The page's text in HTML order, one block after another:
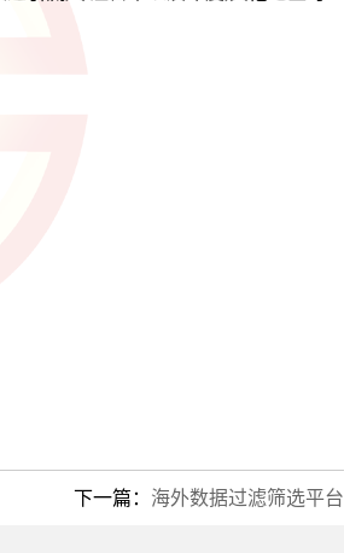
下一篇： 海外数据过滤筛选平台